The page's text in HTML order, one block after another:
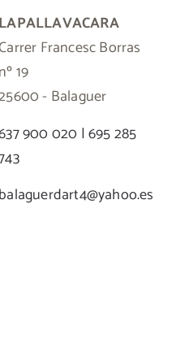
LAPALLAVACARA
Francesc Borras
nº 19
- Balaguer
900 020 | 695 285
balaguerdart4@yahoo.es